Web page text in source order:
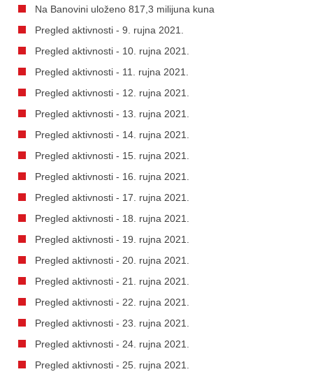
Na Banovini uloženo 817,3 milijuna kuna
Pregled aktivnosti - 9. rujna 2021.
Pregled aktivnosti - 10. rujna 2021.
Pregled aktivnosti - 11. rujna 2021.
Pregled aktivnosti - 12. rujna 2021.
Pregled aktivnosti - 13. rujna 2021.
Pregled aktivnosti - 14. rujna 2021.
Pregled aktivnosti - 15. rujna 2021.
Pregled aktivnosti - 16. rujna 2021.
Pregled aktivnosti - 17. rujna 2021.
Pregled aktivnosti - 18. rujna 2021.
Pregled aktivnosti - 19. rujna 2021.
Pregled aktivnosti - 20. rujna 2021.
Pregled aktivnosti - 21. rujna 2021.
Pregled aktivnosti - 22. rujna 2021.
Pregled aktivnosti - 23. rujna 2021.
Pregled aktivnosti - 24. rujna 2021.
Pregled aktivnosti - 25. rujna 2021.